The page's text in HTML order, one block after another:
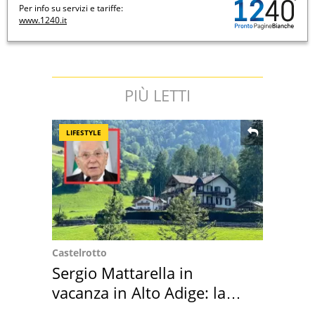
Per info su servizi e tariffe:
www.1240.it
PIÙ LETTI
LIFESTYLE
Castelrotto
Sergio Mattarella in
vacanza in Alto Adige: la